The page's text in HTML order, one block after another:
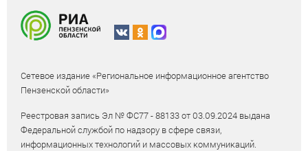
Сетевое издание «Региональное информационное агентство
Пензенской области»
Реестровая запись Эл № ФС77 - 88133 от 03.09.2024 выдана
Федеральной службой по надзору в сфере связи,
информационных технологий и массовых коммуникаций.